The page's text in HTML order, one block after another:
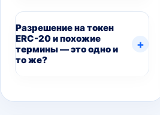
Разрешение на токен
ERC-20 и похожие
термины — это одно и
то же?